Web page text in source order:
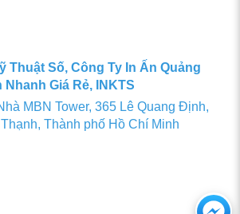
Thuật Số, Công Ty In Ấn Quảng
Nhanh Giá Rẻ, INKTS
MBN Tower, 365 Lê Quang Định,
Thành phố Hồ Chí Minh